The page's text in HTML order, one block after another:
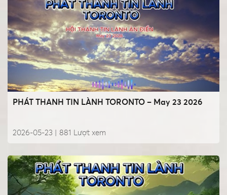
PHÁT THANH TIN LÀNH TORONTO – May 23 2026
2026-05-23 | Lượt xem
881